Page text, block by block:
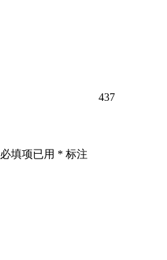
437
必填项已用 * 标注